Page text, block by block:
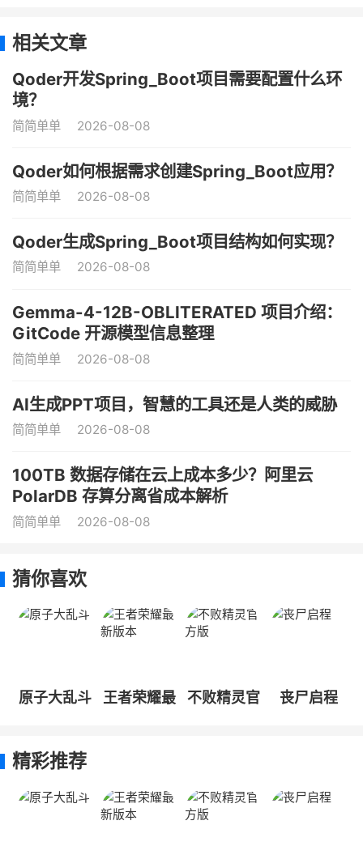
相关文章
Qoder开发Spring_Boot项目需要配置什么环
境？
简简单单 2026-08-08
Qoder如何根据需求创建Spring_Boot应用？
简简单单 2026-08-08
Qoder生成Spring_Boot项目结构如何实现？
简简单单 2026-08-08
Gemma-4-12B-OBLITERATED 项目介绍：
GitCode 开源模型信息整理
简简单单 2026-08-08
AI生成PPT项目，智慧的工具还是人类的威胁
简简单单 2026-08-08
100TB 数据存储在云上成本多少？阿里云
PolarDB 存算分离省成本解析
简简单单 2026-08-08
猜你喜欢
原子大乱斗
王者荣耀最
不败精灵官
丧尸启程
精彩推荐